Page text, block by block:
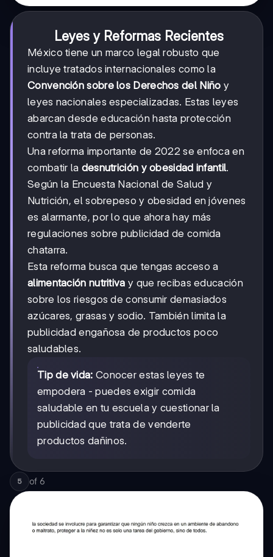
Leyes y Reformas Recientes
México tiene un marco legal robusto que
incluye tratados internacionales como la
Convención sobre los Derechos del Niño y
leyes nacionales especializadas. Estas leyes
abarcan desde educación hasta protección
contra la trata de personas.
Una reforma importante de 2022 se enfoca en
combatir la desnutrición y obesidad infantil.
Según la Encuesta Nacional de Salud y
Nutrición, el sobrepeso y obesidad en jóvenes
es alarmante, por lo que ahora hay más
regulaciones sobre publicidad de comida
chatarra.
Esta reforma busca que tengas acceso a
alimentación nutritiva y que recibas educación
sobre los riesgos de consumir demasiados
azúcares, grasas y sodio. También limita la
publicidad engañosa de productos poco
saludables.
Tip de vida: Conocer estas leyes te
empodera - puedes exigir comida
saludable en tu escuela y cuestionar la
publicidad que trata de venderte
productos dañinos.
5 of 6